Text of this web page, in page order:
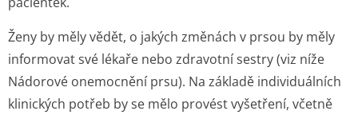
Ženy by měly vědět, o jakých změnách v prsou by měly
informovat své lékaře nebo zdravotní sestry (viz níže
Nádorové onemocnění prsu). Na základě individuálních
klinických potřeb by se mělo provést vyšetření, včetně